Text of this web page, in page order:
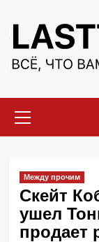
содержимому
меню
Между прочим
Скейт
ушел
продает